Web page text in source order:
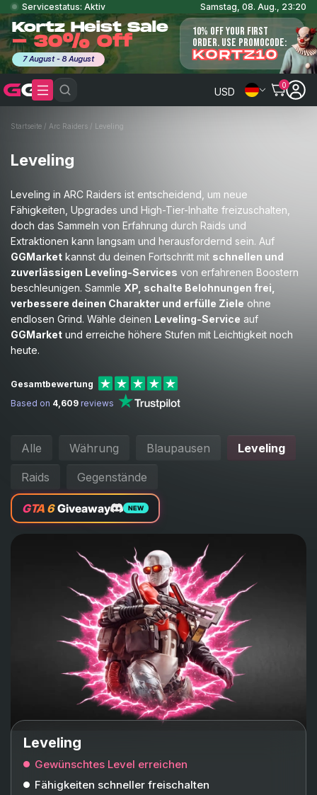
Servicestatus: Aktiv Samstag, 08. Aug., 23:20
Kortz Heist Sale
- 30% Off
7 August - 8 August
10% OFF YOUR FIRST
ORDER. USE PROMOCODE:
KORTZ10
USD
0
Startseite / Arc Raiders / Leveling
Leveling
Leveling in ARC Raiders ist entscheidend, um neue
Fähigkeiten, Upgrades und High-Tier-Inhalte freizuschalten,
doch das Sammeln von Erfahrung durch Raids und
Extraktionen kann langsam und herausfordernd sein. Auf
GGMarket kannst du deinen Fortschritt mit schnellen und
zuverlässigen Leveling-Services von erfahrenen Boostern
beschleunigen. Sammle XP, schalte Belohnungen frei,
verbessere deinen Charakter und erfülle Ziele ohne
endlosen Grind. Wähle deinen Leveling-Service auf
GGMarket und erreiche höhere Stufen mit Leichtigkeit noch
heute.
Gesamtbewertung
Based on 4,609 reviews
Alle Währung Blaupausen Leveling
Raids Gegenstände
GTA 6 Giveaway NEW
Leveling
Gewünschtes Level erreichen
Fähigkeiten schneller freischalten